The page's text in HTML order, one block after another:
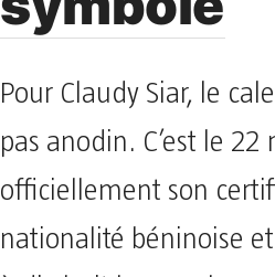
Pour Claudy Siar, le
pas anodin. C’est le 22
officiellement son
nationalité béninoise